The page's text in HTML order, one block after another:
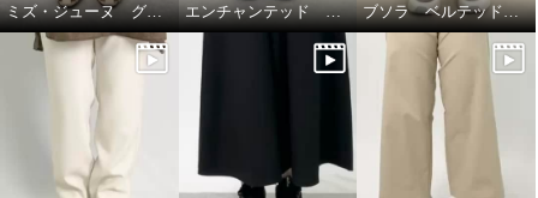
ミズ・ジューヌ グルカデザイン ローヒールシューズ☆ エンチャンテッド ウェッジヒールスニーカー☆ ブソラ ベルテッドスニーカー☆